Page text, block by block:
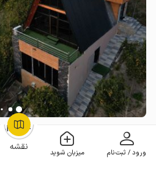
نقشه ورود / ثبت‌نام میزبان شوید
OpenStreetMap
کلبه سوئیسی استخردار در بابلکنار - شیردارکلا
هر شب از
6٬480٬000
تومان